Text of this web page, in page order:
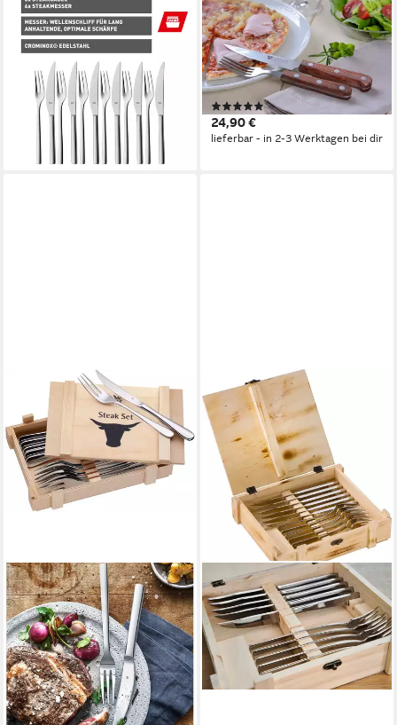
SILIT
Steakbesteck Trend (12-tlg), 6
Personen, Edelstahl 18/10,
12-teilig, Crominox: Edelstahl
18/10, Wellenschliff
32,09 €
UVP 44,99 €
-29%
lieferbar - in 1-2 Werktagen bei dir
GRÄWE
Steakbesteck GRÄWE
Steakbesteck 4-tlg. mit
Steakmesser und Steakgabel,
Edelstahl
(5)
24,90 €
lieferbar - in 2-3 Werktagen bei dir